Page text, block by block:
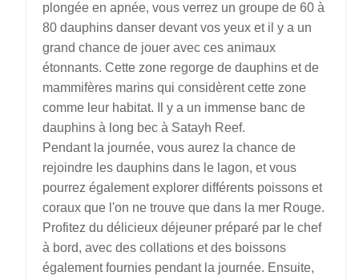
plongée en apnée, vous verrez un groupe de 60 à
80 dauphins danser devant vos yeux et il y a un
grand chance de jouer avec ces animaux
étonnants. Cette zone regorge de dauphins et de
mammifères marins qui considèrent cette zone
comme leur habitat. Il y a un immense banc de
dauphins à long bec à Satayh Reef.
Pendant la journée, vous aurez la chance de
rejoindre les dauphins dans le lagon, et vous
pourrez également explorer différents poissons et
coraux que l'on ne trouve que dans la mer Rouge.
Profitez du délicieux déjeuner préparé par le chef
à bord, avec des collations et des boissons
également fournies pendant la journée. Ensuite,